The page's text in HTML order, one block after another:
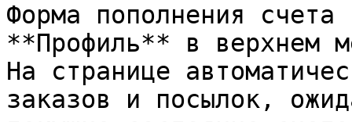
Форма пополнения
**Профиль** в верхнем
На странице
заказов и посылок,